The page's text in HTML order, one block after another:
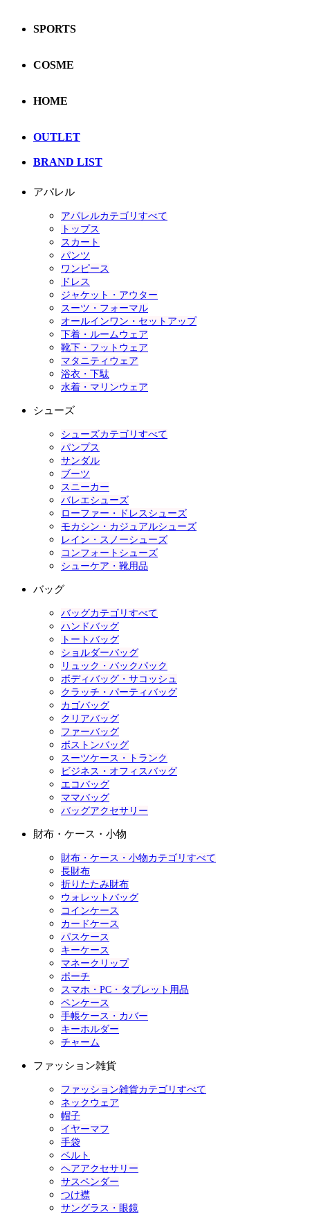
SPORTS
COSME
HOME
OUTLET
BRAND LIST
アパレル
アパレルカテゴリすべて
トップス
スカート
パンツ
ワンピース
ドレス
ジャケット・アウター
スーツ・フォーマル
オールインワン・セットアップ
下着・ルームウェア
靴下・フットウェア
マタニティウェア
浴衣・下駄
水着・マリンウェア
シューズ
シューズカテゴリすべて
パンプス
サンダル
ブーツ
スニーカー
バレエシューズ
ローファー・ドレスシューズ
モカシン・カジュアルシューズ
レイン・スノーシューズ
コンフォートシューズ
シューケア・靴用品
バッグ
バッグカテゴリすべて
ハンドバッグ
トートバッグ
ショルダーバッグ
リュック・バックパック
ボディバッグ・サコッシュ
クラッチ・パーティバッグ
カゴバッグ
クリアバッグ
ファーバッグ
ボストンバッグ
スーツケース・トランク
ビジネス・オフィスバッグ
エコバッグ
ママバッグ
バッグアクセサリー
財布・ケース・小物
財布・ケース・小物カテゴリすべて
長財布
折りたたみ財布
ウォレットバッグ
コインケース
カードケース
パスケース
キーケース
マネークリップ
ポーチ
スマホ・PC・タブレット用品
ペンケース
手帳ケース・カバー
キーホルダー
チャーム
ファッション雑貨
ファッション雑貨カテゴリすべて
ネックウェア
帽子
イヤーマフ
手袋
ベルト
ヘアアクセサリー
サスペンダー
つけ襟
サングラス・眼鏡